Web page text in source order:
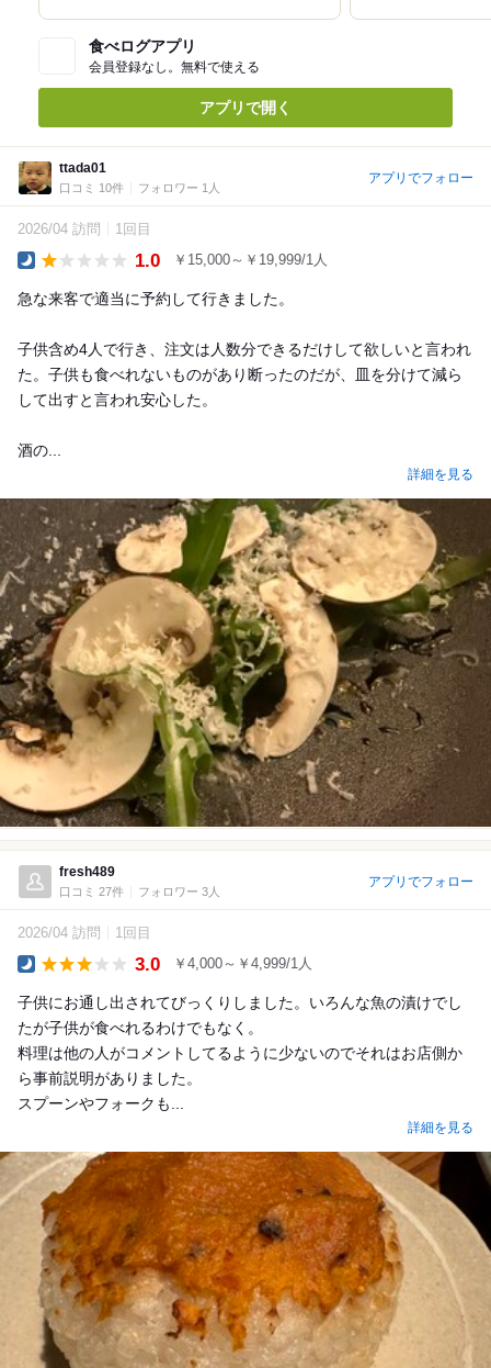
食べログアプリ
会員登録なし。無料で使える
アプリで開く
ttada01
口コミ 10件 フォロワー 1人
アプリでフォロー
2026/04 訪問 1回目
1.0 ￥15,000～￥19,999/1人
急な来客で適当に予約して行きました。
子供含め4人で行き、注文は人数分できるだけして欲しいと言われ
た。子供も食べれないものがあり断ったのだが、皿を分けて減ら
して出すと言われ安心した。
酒の...
詳細を見る
fresh489
口コミ 27件 フォロワー 3人
アプリでフォロー
2026/04 訪問 1回目
3.0 ￥4,000～￥4,999/1人
子供にお通し出されてびっくりしました。いろんな魚の漬けでし
たが子供が食べれるわけでもなく。
料理は他の人がコメントしてるように少ないのでそれはお店側か
ら事前説明がありました。
スプーンやフォークも...
詳細を見る